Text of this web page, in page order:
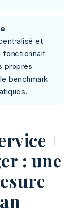
et
fonctionnait
propres
benchmark
+
: une